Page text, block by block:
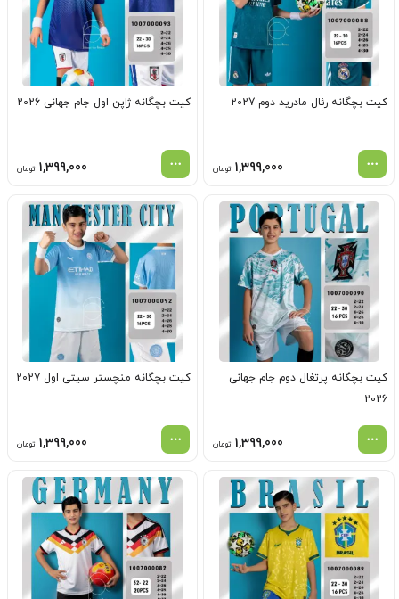
کیت بچگانه رئال مادرید دوم 2027
1,399,000 تومان
کیت بچگانه ژاپن اول جام جهانی 2026
1,399,000 تومان
کیت بچگانه پرتغال دوم جام جهانی
2026
1,399,000 تومان
کیت بچگانه منچستر سیتی اول 2027
1,399,000 تومان